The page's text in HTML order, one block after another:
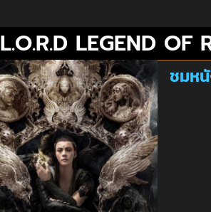
L.O.R.D LEGEND
ชมหนั